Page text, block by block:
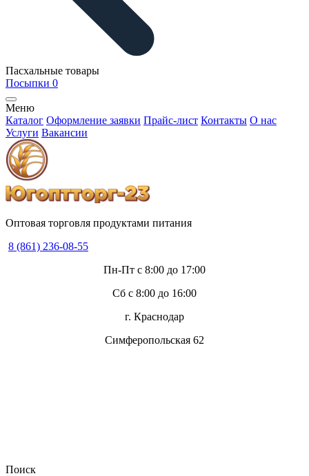
Пасхальные товары
Посыпки 0
Меню
Каталог Оформление заявки Прайс-лист Контакты О нас
Услуги Вакансии
Оптовая торговля продуктами питания
8 (861) 236-08-55
Пн-Пт с 8:00 до 17:00
Сб с 8:00 до 16:00
г. Краснодар
Симферопольская 62
Поиск